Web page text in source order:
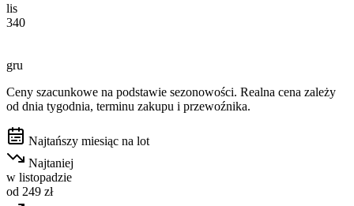
lis
340
gru
Ceny szacunkowe na podstawie sezonowości. Realna cena zależy
od dnia tygodnia, terminu zakupu i przewoźnika.
Najtańszy miesiąc na lot
Najtaniej
w listopadzie
od 249 zł